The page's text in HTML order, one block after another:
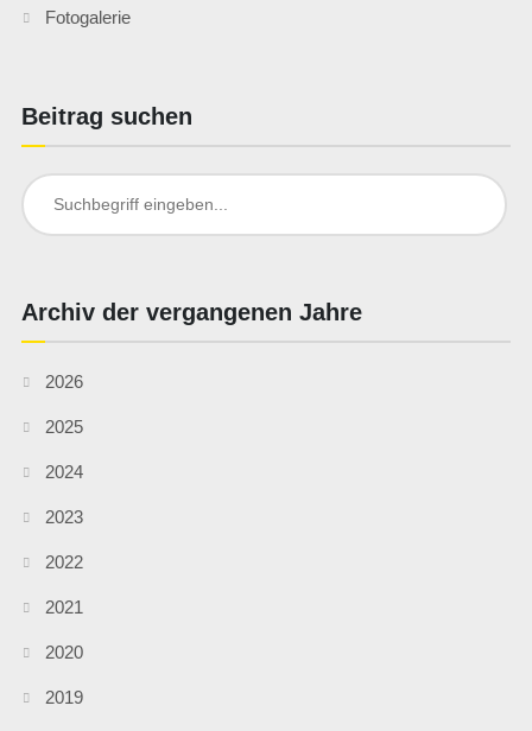
Fotogalerie
Beitrag suchen
Search
for:
Archiv der vergangenen Jahre
2026
2025
2024
2023
2022
2021
2020
2019